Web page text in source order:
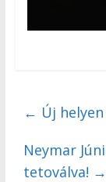
← Új
Neymar
tetoválva! →